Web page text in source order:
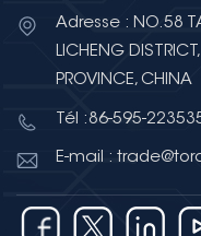
Adresse : NO.58
LICHENG
PROVINCE, CHINA
Tél :86-595-
E-mail :